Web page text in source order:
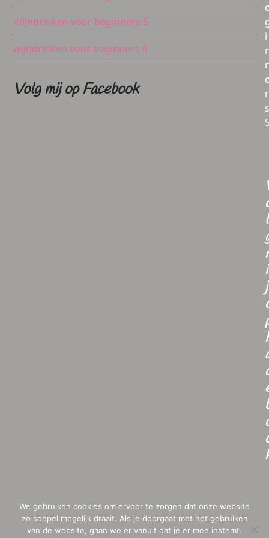
Wijndrinken voor beginners 5
wijndrinken voor beginners 4
Volg mij op Facebook
i
r
s
l
i
j
We gebruiken cookies om ervoor te zorgen dat onze website
zo soepel mogelijk draait. Als je doorgaat met het gebruiken
van de website, gaan we er vanuit dat je er mee instemt.